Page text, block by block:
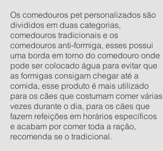
Os comedouros pet personalizados são
divididos em duas categorias,
comedouros tradicionais e os
comedouros anti-formiga, esses possui
uma borda em torno do comedouro onde
pode ser colocado água para evitar que
as formigas consigam chegar até a
comida, esse produto é mais utilizado
para os cães que costumam comer várias
vezes durante o dia, para os cães que
fazem refeições em horários específicos
e acabam por comer toda a ração,
recomenda se o tradicional.